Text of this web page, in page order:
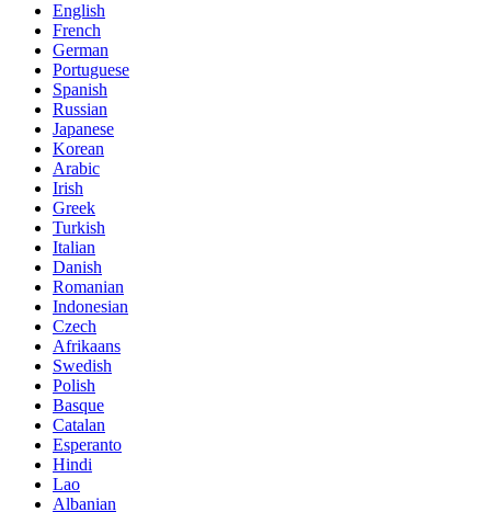
English
French
German
Portuguese
Spanish
Russian
Japanese
Korean
Arabic
Irish
Greek
Turkish
Italian
Danish
Romanian
Indonesian
Czech
Afrikaans
Swedish
Polish
Basque
Catalan
Esperanto
Hindi
Lao
Albanian